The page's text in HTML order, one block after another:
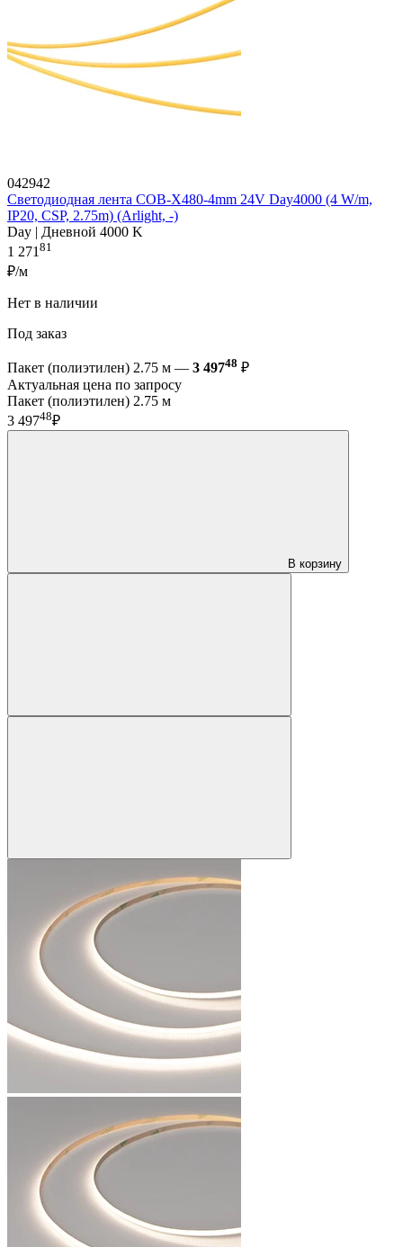
042942
Светодиодная лента COB-X480-4mm 24V Day4000 (4 W/m,
IP20, CSP, 2.75m) (Arlight, -)
Day | Дневной 4000 K
1 27181
₽/м
Нет в наличии
Под заказ
Пакет (полиэтилен) 2.75 м — 3 49748 ₽
Актуальная цена по запросу
Пакет (полиэтилен) 2.75 м
3 49748₽
В корзину